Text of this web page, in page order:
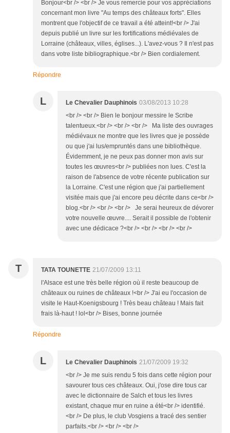
Bonjour<br /> <br /> Je vous remercie pour vos appréciations
concernant mon livre "Au temps des châteaux forts". Elles
montrent que l'objectif de ce travail a été atteint!<br /> J'ai
depuis publié un livre sur les fortifications médiévales de
Lorraine (châteaux, villes, églises...). L'avez-vous ? Il n'est pas
dans votre liste bibliographique.<br /> Bien cordialement.
Répondre
L Le Chevalier Dauphinois 03/08/2013 10:28
<br /> <br /> Bien le bonjour messire le Scribe
talentueux.<br /> <br /> <br /> Ma liste des ouvrages
médiévaux ne montre que les livres que je possède
ou que j'ai lus/empruntés dans une bibliothèque.
Évidemment, je ne peux pas donner mon avis sur
toutes les œuvres<br /> publiées non lues. C'est la
raison de l'absence de votre récente publication sur
la Lorraine. C'est une région que j'ai partiellement
visitée mais que j'ai encore peu décrite dans ce<br />
blog.<br /> <br /> <br /> Je serai heureux de dévorer
votre nouvelle œuvre.... Serait il possible de l'obtenir
avec une dédicace ?<br /> <br /> <br /> <br />
T TATA TOUNETTE 21/07/2009 13:11
l'Alsace est une très belle région où il reste beaucoup de
châteaux ou ruines de châteaux !<br /> J'ai eu l'occasion de
visite le Haut-Koenigsbourg ! Très beau château ! Mais fait
frais là-haut ! lol<br /> Bises, bonne journée
Répondre
L Le Chevalier Dauphinois 21/07/2009 19:32
<br /> Je me suis rendu 5 fois dans cette région pour
savourer tous ces châteaux. Oui, j'ose dire tous car
avec le dictionnaire de Salch et tous les livres
existant, chaque mur en ruine a été<br /> identifié.
<br /> De plus, le club Vosgiens a tracé des sentier
parfaits.<br /> <br /> <br />